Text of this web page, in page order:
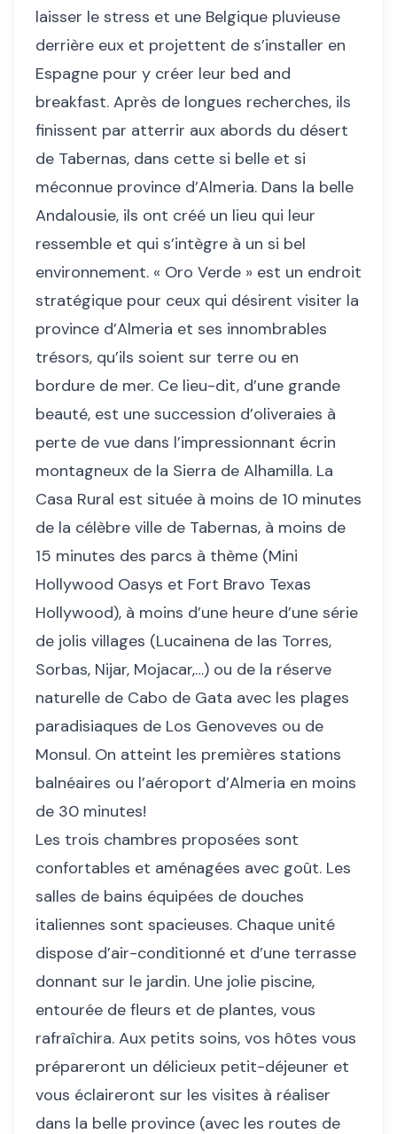
laisser le stress et une Belgique pluvieuse
derrière eux et projettent de s’installer en
Espagne pour y créer leur bed and
breakfast. Après de longues recherches, ils
finissent par atterrir aux abords du désert
de Tabernas, dans cette si belle et si
méconnue province d’Almeria. Dans la belle
Andalousie, ils ont créé un lieu qui leur
ressemble et qui s’intègre à un si bel
environnement. « Oro Verde » est un endroit
stratégique pour ceux qui désirent visiter la
province d’Almeria et ses innombrables
trésors, qu’ils soient sur terre ou en
bordure de mer. Ce lieu-dit, d’une grande
beauté, est une succession d’oliveraies à
perte de vue dans l’impressionnant écrin
montagneux de la Sierra de Alhamilla. La
Casa Rural est située à moins de 10 minutes
de la célèbre ville de Tabernas, à moins de
15 minutes des parcs à thème (Mini
Hollywood Oasys et Fort Bravo Texas
Hollywood), à moins d’une heure d’une série
de jolis villages (Lucainena de las Torres,
Sorbas, Nijar, Mojacar,…) ou de la réserve
naturelle de Cabo de Gata avec les plages
paradisiaques de Los Genoveves ou de
Monsul. On atteint les premières stations
balnéaires ou l’aéroport d’Almeria en moins
de 30 minutes!
Les trois chambres proposées sont
confortables et aménagées avec goût. Les
salles de bains équipées de douches
italiennes sont spacieuses. Chaque unité
dispose d’air-conditionné et d’une terrasse
donnant sur le jardin. Une jolie piscine,
entourée de fleurs et de plantes, vous
rafraîchira. Aux petits soins, vos hôtes vous
prépareront un délicieux petit-déjeuner et
vous éclaireront sur les visites à réaliser
dans la belle province (avec les routes de